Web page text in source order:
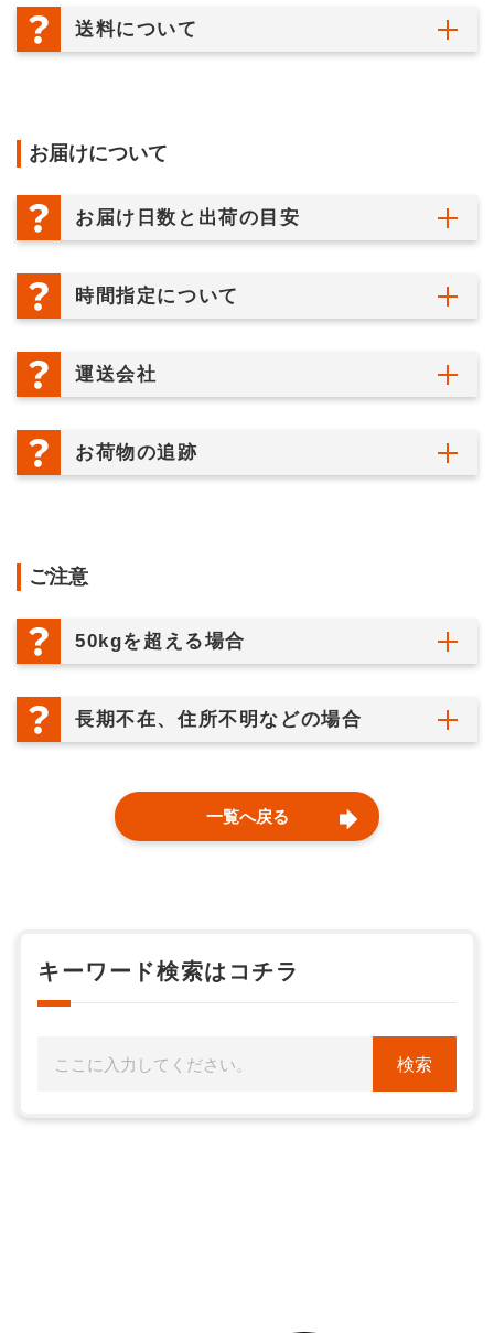
送料について
お届けについて
お届け日数と出荷の目安
時間指定について
運送会社
お荷物の追跡
ご注意
50kgを超える場合
長期不在、住所不明などの場合
一覧へ戻る
キーワード検索はコチラ